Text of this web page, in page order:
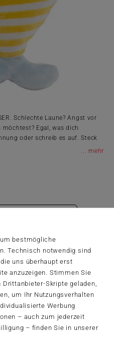
bestmögliche
Technisch notwendig sind
uns überhaupt erst
anzuzeigen. Stimmen Sie
Drittanbieter-Skripte geladen,
um Ihr Nutzungsverhalten
Werbung
– auch zum jederzeit
– finden Sie in unserer
Schlechte Laune? Angst vor
möchtest? Egal, was dich
oder schreib es auf. Steck
...
Newsletter
Trends und aktuellen
und sichern Sie sich einen
für Ihren nächsten Einkauf im